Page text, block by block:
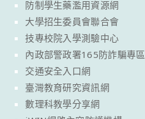
防制學生藥濫用資源網
大學招生委員會聯合會
技專校院入學測驗中心
內政部警政署165防詐騙專區
交通安全入口網
臺灣教育研究資訊網
數理科教學分享網